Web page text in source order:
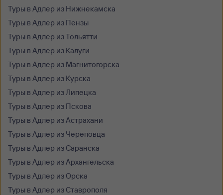
Туры в Адлер из Нижнекамска
Туры в Адлер из Пензы
Туры в Адлер из Тольятти
Туры в Адлер из Калуги
Туры в Адлер из Магнитогорска
Туры в Адлер из Курска
Туры в Адлер из Липецка
Туры в Адлер из Пскова
Туры в Адлер из Астрахани
Туры в Адлер из Череповца
Туры в Адлер из Саранска
Туры в Адлер из Архангельска
Туры в Адлер из Орска
Туры в Адлер из Ставрополя